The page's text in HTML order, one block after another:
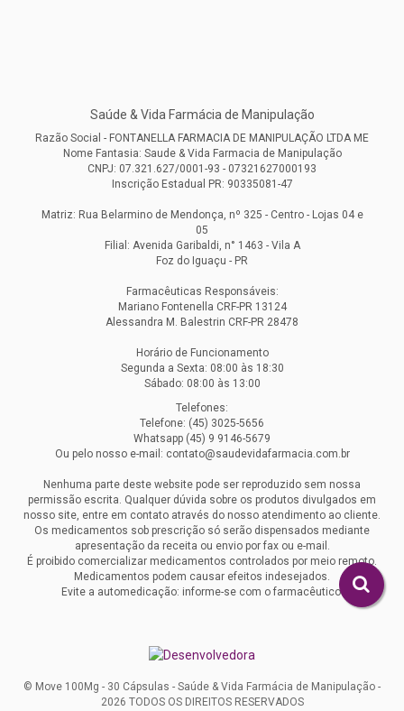
Saúde & Vida Farmácia de Manipulação
Razão Social - FONTANELLA FARMACIA DE MANIPULAÇÃO LTDA ME
Nome Fantasia: Saude & Vida Farmacia de Manipulação
CNPJ: 07.321.627/0001-93 - 07321627000193
Inscrição Estadual PR: 90335081-47
Matriz: Rua Belarmino de Mendonça, nº 325 - Centro - Lojas 04 e
05
Filial: Avenida Garibaldi, n° 1463 - Vila A
Foz do Iguaçu - PR
Farmacêuticas Responsáveis:
Mariano Fontenella CRF-PR 13124
Alessandra M. Balestrin CRF-PR 28478
Horário de Funcionamento
Segunda a Sexta: 08:00 às 18:30
Sábado: 08:00 às 13:00
Telefones:
Telefone: (45) 3025-5656
Whatsapp (45) 9 9146-5679
Ou pelo nosso e-mail: contato@saudevidafarmacia.com.br
Nenhuma parte deste website pode ser reproduzido sem nossa
permissão escrita. Qualquer dúvida sobre os produtos divulgados em
nosso site, entre em contato através do nosso atendimento ao cliente.
Os medicamentos sob prescrição só serão dispensados mediante
apresentação da receita ou envio por fax ou e-mail.
É proibido comercializar medicamentos controlados por meio remoto.
Medicamentos podem causar efeitos indesejados.
Evite a automedicação: informe-se com o farmacêutico.
© Move 100Mg - 30 Cápsulas - Saúde & Vida Farmácia de Manipulação -
2026 TODOS OS DIREITOS RESERVADOS